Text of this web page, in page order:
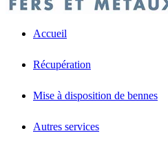
Accueil
Récupération
Mise à disposition de bennes
Autres services